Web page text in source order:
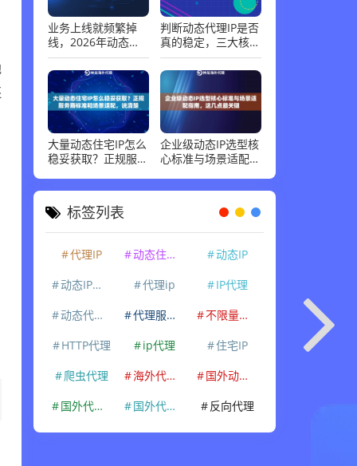
业务上线就频繁掉
线，2026年动态代
理IP实测：能稳定使
用的住宅IP找到了
判断动态代理IP是否
真的稳定，三大核心
维度和场景适配为什
么都不能缺
大量动态住宅IP怎么
稳妥获取？正规服务
说清楚
企业级动态IP选型核
心标准与场景适配指
标签列表
代理IP 动态住宅IP
动态IP
动态IP代理
代理ip
IP代理
动态代理IP
代理服务器
不限量代理IP
HTTP代理
ip代理
住宅IP
爬虫代理
海外代理ip
国外动态IP
国外代理IP
国外代理ip 反向代理